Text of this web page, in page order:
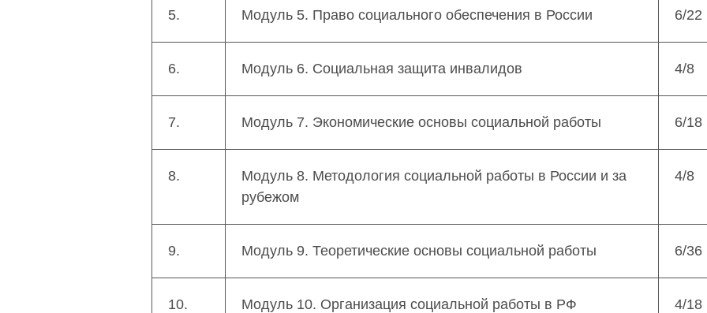
5. Модуль 5. Право социального обеспечения в России 6/22
6. Модуль 6. Социальная защита инвалидов 4/8
7. Модуль 7. Экономические основы социальной работы 6/18
8.
Модуль 8. Методология социальной работы в России и за
рубежом
4/8
9. Модуль 9. Теоретические основы социальной работы 6/36
10. Модуль 10. Организация социальной работы в РФ 4/18